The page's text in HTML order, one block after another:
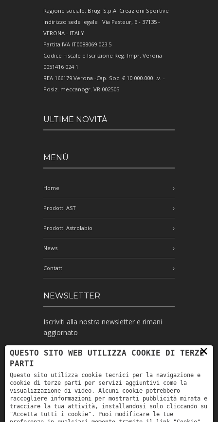
Ragione sociale: Brugi S.p.A. Creazioni Sportive
Indirizzo sede legale : Via Pasteur, 6 - 37135 -
VERONA - ITALY
Partita IVA IT0088069 023 5
Codice Fiscale e Iscrizione Reg. Impr. Verona
0051416 024 1
REA 166179 Verona -Cap. Soc. € 10.000.000 i.v. -
Posiz. meccanogr. VR 002505
ULTIME NOVITÀ
MENÙ
Home
Prodotti AST
Prodotti Astrolabio
News
Contatti
NEWSLETTER
Iscriviti alla nostra newsletter e rimani
aggiornato
Ho letto l'informativa e autorizzo il
trattamento dei miei dati personali per le
finalità ivi indicate *
×
QUESTO SITO WEB UTILIZZA COOKIE DI TERZE
PARTI
Questo sito utilizza cookie tecnici per la navigazione e
cookie di terze parti per servizi aggiuntivi come la
visualizzazione di video. Alcuni cookie potrebbero
raccogliere informazioni per mostrarti pubblicità mirata e
tracciare la tua attività, installandosi solo cliccando su
"Accetta tutti i cookie". Puoi modificare le tue